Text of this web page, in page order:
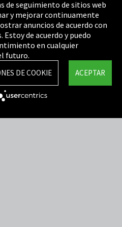
de seguimiento de sitios web
y mejorar continuamente
anuncios de acuerdo con
de acuerdo y puedo
en cualquier
futuro.
ACEPTAR
DE COOKIE